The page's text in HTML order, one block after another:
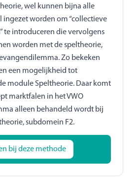
wel kunnen bijna alle
ingezet worden om “collectieve
te introduceren die vervolgens
worden met de speltheorie,
Zo bekeken
een mogelijkheid tot
module Speltheorie. Daar komt
marktfalen in het VWO
alleen behandeld wordt bij
subdomein F2.
bij deze methode